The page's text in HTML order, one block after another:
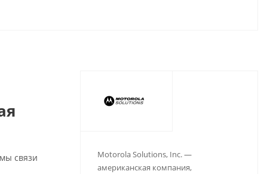
связи
Motorola Solutions, Inc. —
американская компания,